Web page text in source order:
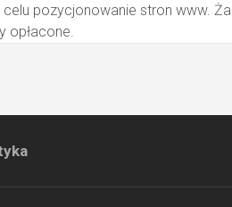
pozycjonowanie stron www.
opłacone.